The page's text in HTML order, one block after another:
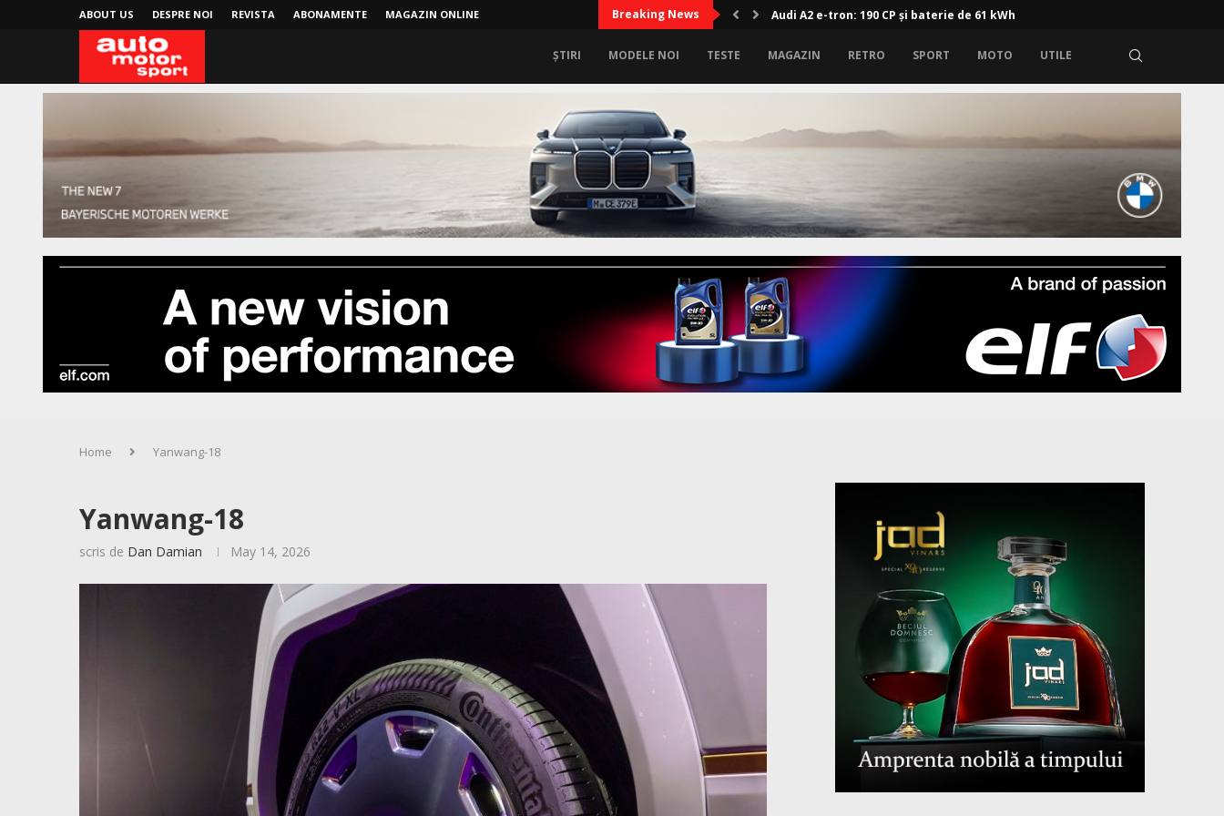
ABOUT US DESPRE NOI REVISTA ABONAMENTE MAGAZIN ONLINE Breaking News Audi A2 e-tron: 190 CP și baterie de 61 kWh
ȘTIRI MODELE NOI TESTE MAGAZIN RETRO SPORT MOTO UTILE
Home Yanwang-18
Yanwang-18
scris de Dan Damian May 14, 2026